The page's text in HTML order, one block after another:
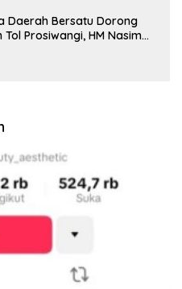
Daerah Bersatu Dorong
Tol Prosiwangi, HM Nasim